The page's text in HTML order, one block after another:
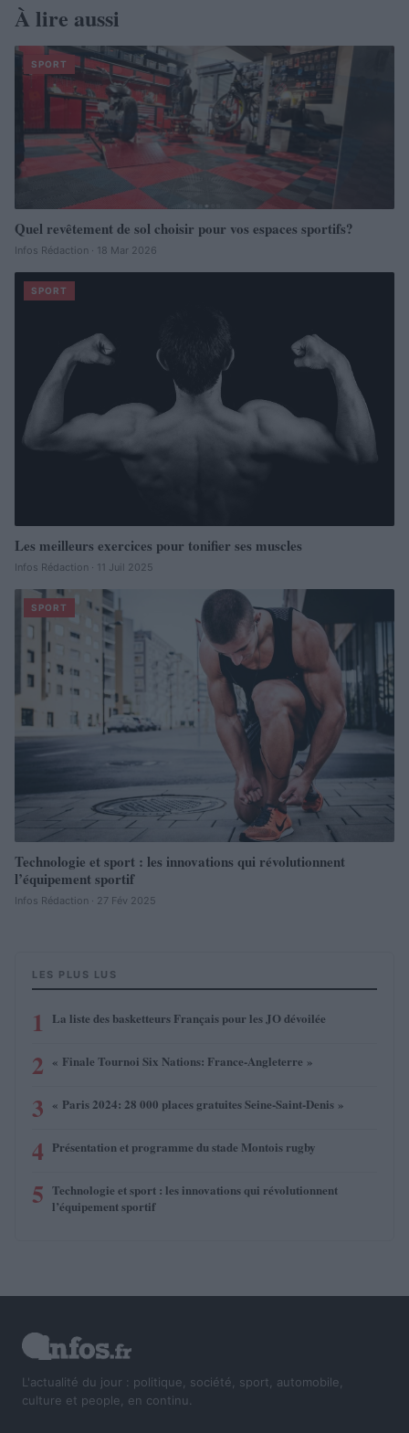
À lire aussi
SPORT
Quel revêtement de sol choisir pour vos espaces sportifs?
Infos Rédaction · 18 Mar 2026
SPORT
Les meilleurs exercices pour tonifier ses muscles
Infos Rédaction · 11 Juil 2025
SPORT
Technologie et sport : les innovations qui révolutionnent
l’équipement sportif
Infos Rédaction · 27 Fév 2025
LES PLUS LUS
1 La liste des basketteurs Français pour les JO dévoilée
2 « Finale Tournoi Six Nations: France-Angleterre »
3 « Paris 2024: 28 000 places gratuites Seine-Saint-Denis »
4 Présentation et programme du stade Montois rugby
5 Technologie et sport : les innovations qui révolutionnent
l’équipement sportif
L'actualité du jour : politique, société, sport, automobile,
culture et people, en continu.